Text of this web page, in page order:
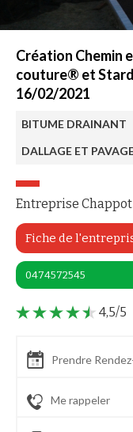
Création Chemin
couture® et
16/02/2021
BITUME DRAINANT
DALLAGE ET
Entreprise Chappot
Fiche de
0474572545
4,5/5
Prendre
Me rappeler